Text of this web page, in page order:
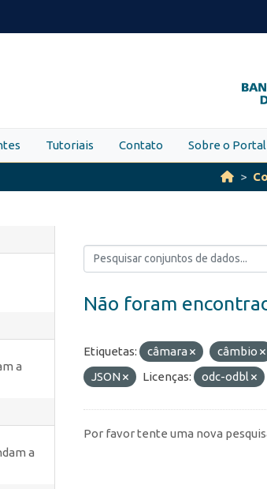
Tutoriais Contato Sobre o Portal
a
a
Não foram
Etiquetas: câmara câmbio
JSON
Licenças: odc-odbl
Por favor tente uma nova